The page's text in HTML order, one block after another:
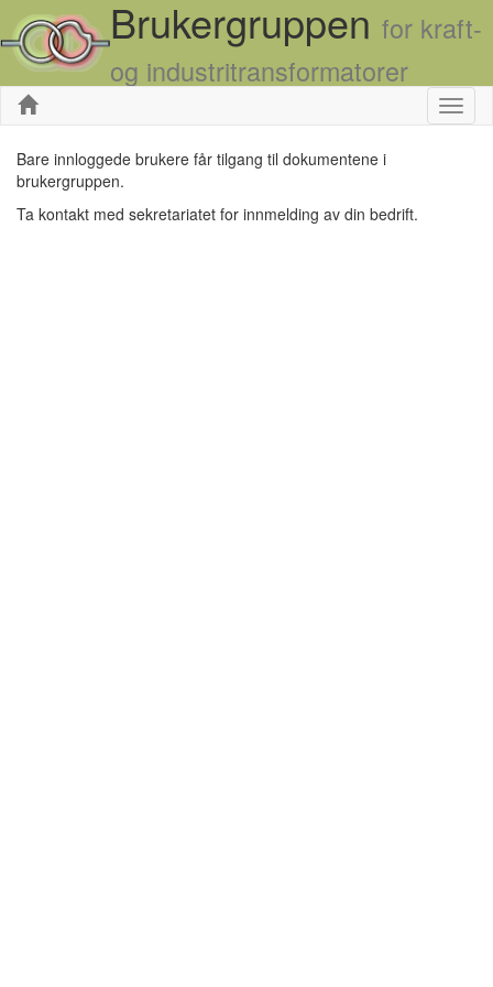
Brukergruppen for kraft-
og industritransformatorer
Skjul
Bare innloggede brukere får tilgang til dokumentene i
brukergruppen.
Ta kontakt med sekretariatet for innmelding av din bedrift.